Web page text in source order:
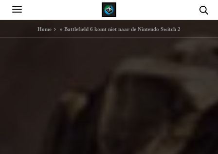
Home » Battlefield 6 komt niet naar de Nintendo Switch 2